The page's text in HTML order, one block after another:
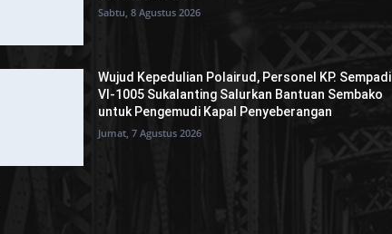
Sabtu, 8 Agustus 2026
Wujud Kepedulian Polairud, Personel KP. Sempadi
VI-1005 Sukalanting Salurkan Bantuan Sembako
untuk Pengemudi Kapal Penyeberangan
Jumat, 7 Agustus 2026